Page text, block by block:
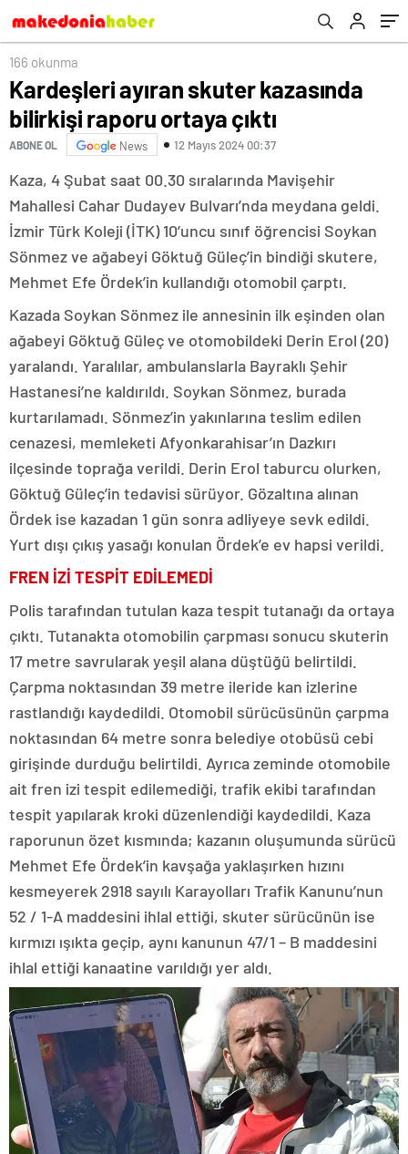
166 okunma
Kardeşleri ayıran skuter kazasında
bilirkişi raporu ortaya çıktı
ABONE OL News 12 Mayıs 2024 00:37
Kaza, 4 Şubat saat 00.30 sıralarında Mavişehir
Mahallesi Cahar Dudayev Bulvarı’nda meydana geldi.
İzmir Türk Koleji (İTK) 10’uncu sınıf öğrencisi Soykan
Sönmez ve ağabeyi Göktuğ Güleç’in bindiği skutere,
Mehmet Efe Ördek’in kullandığı otomobil çarptı.
Kazada Soykan Sönmez ile annesinin ilk eşinden olan
ağabeyi Göktuğ Güleç ve otomobildeki Derin Erol (20)
yaralandı. Yaralılar, ambulanslarla Bayraklı Şehir
Hastanesi’ne kaldırıldı. Soykan Sönmez, burada
kurtarılamadı. Sönmez’in yakınlarına teslim edilen
cenazesi, memleketi Afyonkarahisar’ın Dazkırı
ilçesinde toprağa verildi. Derin Erol taburcu olurken,
Göktuğ Güleç’in tedavisi sürüyor. Gözaltına alınan
Ördek ise kazadan 1 gün sonra adliyeye sevk edildi.
Yurt dışı çıkış yasağı konulan Ördek’e ev hapsi verildi.
FREN İZİ TESPİT EDİLEMEDİ
Polis tarafından tutulan kaza tespit tutanağı da ortaya
çıktı. Tutanakta otomobilin çarpması sonucu skuterin
17 metre savrularak yeşil alana düştüğü belirtildi.
Çarpma noktasından 39 metre ileride kan izlerine
rastlandığı kaydedildi. Otomobil sürücüsünün çarpma
noktasından 64 metre sonra belediye otobüsü cebi
girişinde durduğu belirtildi. Ayrıca zeminde otomobile
ait fren izi tespit edilemediği, trafik ekibi tarafından
tespit yapılarak kroki düzenlendiği kaydedildi. Kaza
raporunun özet kısmında; kazanın oluşumunda sürücü
Mehmet Efe Ördek’in kavşağa yaklaşırken hızını
kesmeyerek 2918 sayılı Karayolları Trafik Kanunu’nun
52 / 1-A maddesini ihlal ettiği, skuter sürücünün ise
kırmızı ışıkta geçip, aynı kanunun 47/1 – B maddesini
ihlal ettiği kanaatine varıldığı yer aldı.